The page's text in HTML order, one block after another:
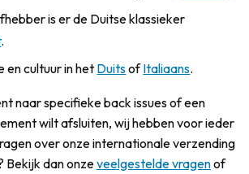
is er de Duitse klassieker
.
en cultuur in het DuitsofItaliaans.
naar specifieke back issues of een
wilt afsluiten, wij hebben voor ieder
over onze internationale verzending
Bekijk dan onzeveelgestelde vragenof